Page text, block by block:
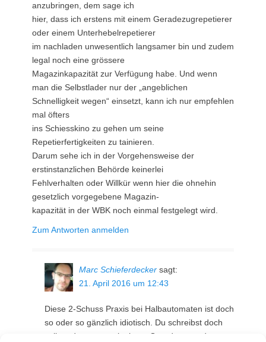
anzubringen, dem sage ich
hier, dass ich erstens mit einem Geradezugrepetierer
oder einem Unterhebelrepetierer
im nachladen unwesentlich langsamer bin und zudem
legal noch eine grössere
Magazinkapazität zur Verfügung habe. Und wenn
man die Selbstlader nur der „angeblichen
Schnelligkeit wegen“ einsetzt, kann ich nur empfehlen
mal öfters
ins Schiesskino zu gehen um seine
Repetierfertigkeiten zu tainieren.
Darum sehe ich in der Vorgehensweise der
erstinstanzlichen Behörde keinerlei
Fehlverhalten oder Willkür wenn hier die ohnehin
gesetzlich vorgegebene Magazin-
kapazität in der WBK noch einmal festgelegt wird.
Zum Antworten anmelden
Marc Schieferdecker sagt:
21. April 2016 um 12:43
Diese 2-Schuss Praxis bei Halbautomaten ist doch
so oder so gänzlich idiotisch. Du schreibst doch
selbst, dass man mit einem Geradezug- oder